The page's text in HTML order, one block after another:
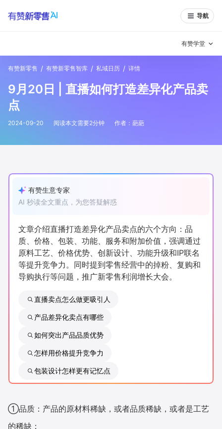
导航
有赞学堂
增长方法
有赞说案例拆解 有赞专家说
有赞春季发布会
新零售私享会 门店经营增长公开课
AllValue 战略合作
增长产品指南
智库 产品场景库
行业洞察
品牌消费观 行业报告
有赞新零售 / 有赞新零售智库 / 私域日历 / 详情
9月20日 | 直播如何打造差异化产品卖
点
2024-09-20 阅读本文需要2分钟 作者： 葩葩
有赞生意专家
AI 秒读全文重点，为您答疑解惑
文章介绍直播打造差异化产品卖点的六个方向：品
质、价格、包装、功能、服务和附加价值，强调通过
原料工艺、价格优势、创新设计、功能升级和IP联名
等提升竞争力。同时提到零售经营中的掉粉、复购和
导购执行等问题，推广新零售利润增长大会。
直播卖点怎么做更吸引人
产品差异化卖点有哪些
如何突出产品品质优势
怎样用价格提升竞争力
包装设计怎样更有记忆点
①品质：产品的原材料稀缺，或者品质稀缺，或者是工艺
的稀缺；